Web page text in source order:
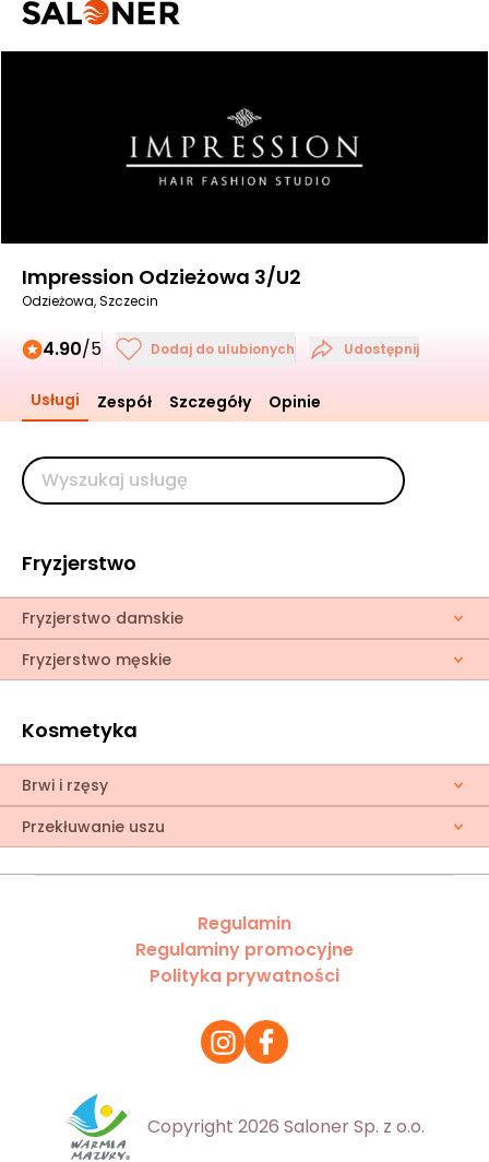
Impression Odzieżowa 3/U2
Odzieżowa, Szczecin
4.90/5 Dodaj do ulubionych Udostępnij
Usługi Zespół Szczegóły Opinie
Fryzjerstwo
Fryzjerstwo damskie
Fryzjerstwo męskie
Kosmetyka
Brwi i rzęsy
Przekłuwanie uszu
Regulamin
Regulaminy promocyjne
Polityka prywatności
Copyright 2026 Saloner Sp. z o.o.